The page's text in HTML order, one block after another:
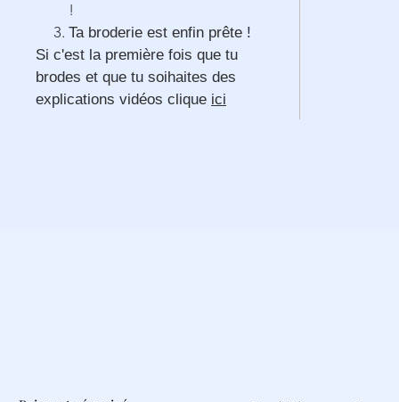
!
Ta broderie est enfin prête !
Si c'est la première fois que tu
brodes et que tu soihaites des
explications vidéos clique ici